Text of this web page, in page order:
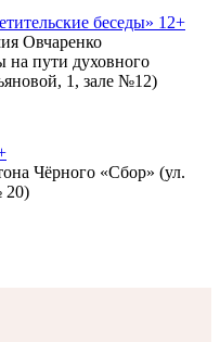
беседы» 12+
Овчаренко
на пути духовного
1, зале №12)
Чёрного «Сбор» (ул.
20)